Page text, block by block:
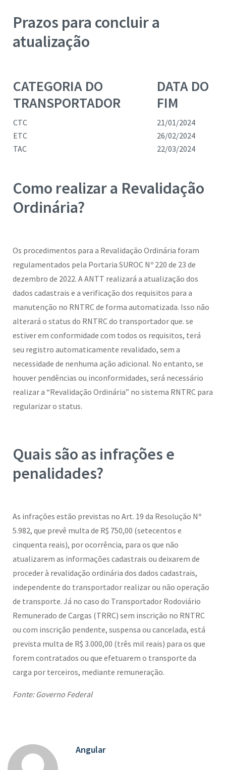
Prazos para concluir a
atualização
CATEGORIA DO
TRANSPORTADOR
DATA DO
FIM
CTC
21/01/2024
ETC
26/02/2024
TAC
22/03/2024
Como realizar a Revalidação
Ordinária?
Os procedimentos para a Revalidação Ordinária foram
regulamentados pela Portaria SUROC Nº 220 de 23 de
dezembro de 2022. A ANTT realizará a atualização dos
dados cadastrais e a verificação dos requisitos para a
manutenção no RNTRC de forma automatizada. Isso não
alterará o status do RNTRC do transportador que. se
estiver em conformidade com todos os requisitos, terá
seu registro automaticamente revalidado, sem a
necessidade de nenhuma ação adicional. No entanto, se
houver pendências ou inconformidades, será necessário
realizar a “Revalidação Ordinária” no sistema RNTRC para
regularizar o status.
Quais são as infrações e
penalidades?
As infrações estão previstas no Art. 19 da Resolução Nº
5.982, que prevê multa de R$ 750,00 (setecentos e
cinquenta reais), por ocorrência, para os que não
atualizarem as informações cadastrais ou deixarem de
proceder à revalidação ordinária dos dados cadastrais,
independente do transportador realizar ou não operação
de transporte. Já no caso do Transportador Rodoviário
Remunerado de Cargas (TRRC) sem inscrição no RNTRC
ou com inscrição pendente, suspensa ou cancelada, está
prevista multa de R$ 3.000,00 (três mil reais) para os que
forem contratados ou que efetuarem o transporte da
carga por terceiros, mediante remuneração.
Fonte: Governo Federal
Angular